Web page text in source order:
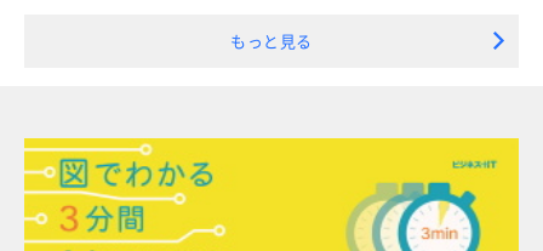
もっと見る